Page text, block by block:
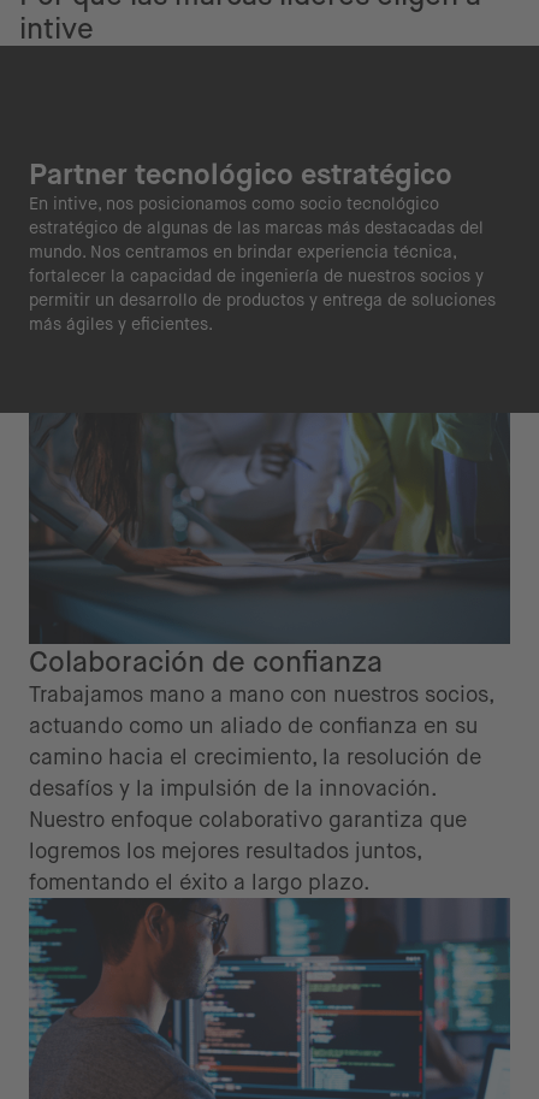
intive
Partner tecnológico estratégico
En intive, nos posicionamos como socio tecnológico
estratégico de algunas de las marcas más destacadas del
mundo. Nos centramos en brindar experiencia técnica,
fortalecer la capacidad de ingeniería de nuestros socios y
permitir un desarrollo de productos y entrega de soluciones
más ágiles y eficientes.
Colaboración de confianza
Trabajamos mano a mano con nuestros socios,
actuando como un aliado de confianza en su
camino hacia el crecimiento, la resolución de
desafíos y la impulsión de la innovación.
Nuestro enfoque colaborativo garantiza que
logremos los mejores resultados juntos,
fomentando el éxito a largo plazo.